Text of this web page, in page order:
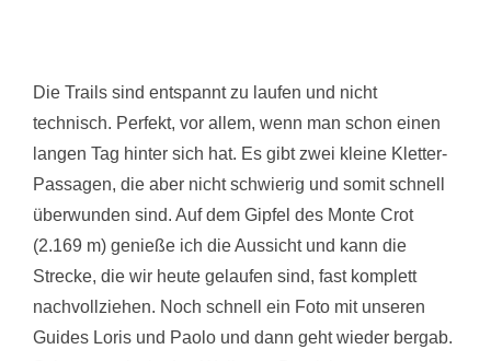
Die Trails sind entspannt zu laufen und nicht
technisch. Perfekt, vor allem, wenn man schon einen
langen Tag hinter sich hat. Es gibt zwei kleine Kletter-
Passagen, die aber nicht schwierig und somit schnell
überwunden sind. Auf dem Gipfel des Monte Crot
(2.169 m) genieße ich die Aussicht und kann die
Strecke, die wir heute gelaufen sind, fast komplett
nachvollziehen. Noch schnell ein Foto mit unseren
Guides Loris und Paolo und dann geht wieder bergab.